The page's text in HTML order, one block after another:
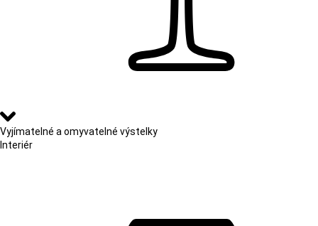
Vyjímatelné a omyvatelné výstelky
Interiér